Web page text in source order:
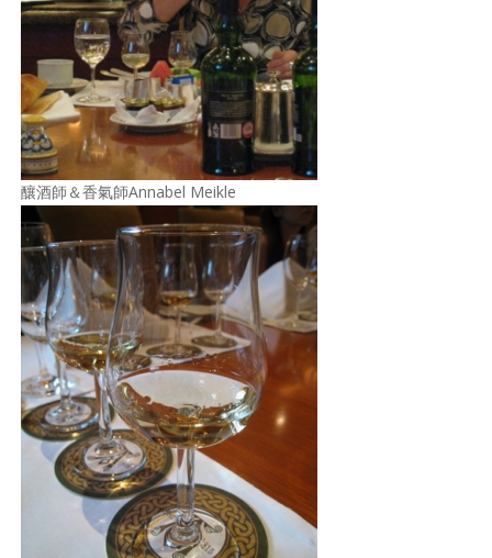
釀酒師＆香氣師Annabel Meikle